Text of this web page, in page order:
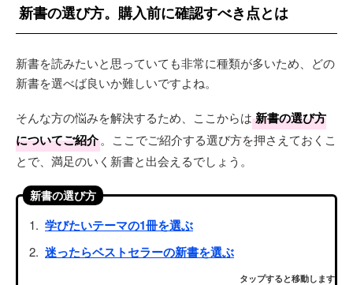
新書の選び方。購入前に確認すべき点とは
新書を読みたいと思っていても非常に種類が多いため、どの
新書を選べば良いか難しいですよね。
そんな方の悩みを解決するため、ここからは 新書の選び方
についてご紹介。ここでご紹介する選び方を押さえておくこ
とで、満足のいく新書と出会えるでしょう。
新書の選び方
学びたいテーマの1冊を選ぶ
迷ったらベストセラーの新書を選ぶ
タップすると移動します